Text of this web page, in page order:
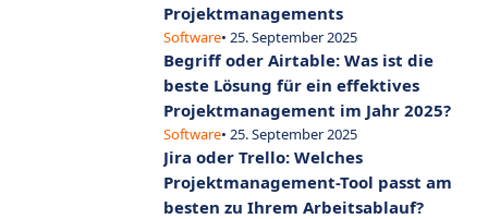
Projektmanagements
Software• 25. September 2025
Begriff oder Airtable: Was ist die
beste Lösung für ein effektives
Projektmanagement im Jahr 2025?
Software• 25. September 2025
Jira oder Trello: Welches
Projektmanagement-Tool passt am
besten zu Ihrem Arbeitsablauf?